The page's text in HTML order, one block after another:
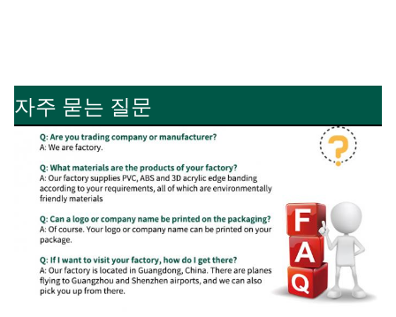
자주 묻는 질문